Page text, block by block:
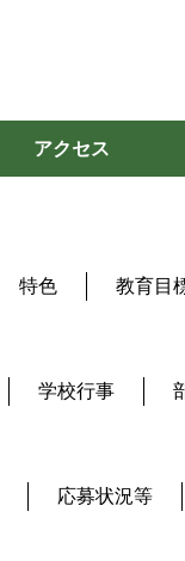
アクセス
特色 教育目
学校行事
応募状況等